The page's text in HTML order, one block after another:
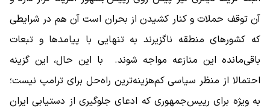
آن توقف حملات و کنار کشیدن از بحران است آن هم در شرایطی
که کشورهای منطقه ناگزیرند به تنهایی با پیامدها و تبعات
باقی‌مانده این منازعه مواجه شوند. با این حال، این گزینه
احتمالا از منظر سیاسی کم‌هزینه‌ترین راه‌حل برای ترامپ نیست؛
به‌ ویژه برای رییس‌جمهوری که ادعای جلوگیری از دستیابی ایران